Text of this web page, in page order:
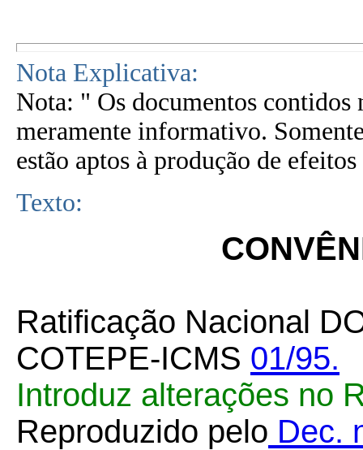
Nota Explicativa:
Nota: " Os documentos contidos
meramente informativo.
estão aptos à produção de
Texto:
Ratificação Nacional
COTEPE-ICMS 01/95.
Introduz alterações no
Reproduzido pelo Dec.